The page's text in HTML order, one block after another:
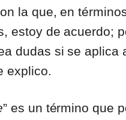
la que, en
estoy de acuerdo;
dudas si se aplica
explico.
” es un término que